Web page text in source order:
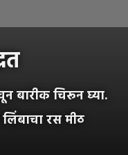
बारीक चिरून घ्या.
रस मीठ